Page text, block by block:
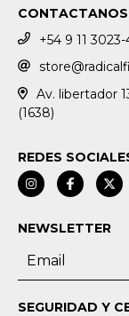
CONTACTANOS
+54 9 11 3023-
Av. libertador
(1638)
REDES
NEWSLETTER
SEGURIDAD Y